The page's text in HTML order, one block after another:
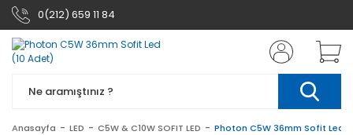
0(212) 659 11 84
Anasayfa LED C5W & C10W SOFIT LED Photon C5W 36mm Sofit Led